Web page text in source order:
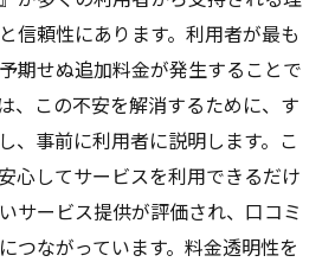
信頼性にあります。利用者が最も
期せぬ追加料金が発生することで
、この不安を解消するために、す
、事前に利用者に説明します。こ
心してサービスを利用できるだけ
サービス提供が評価され、口コミ
つながっています。料金透明性を